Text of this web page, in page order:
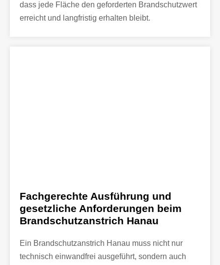
dass jede Fläche den geforderten Brandschutzwert
erreicht und langfristig erhalten bleibt.
Fachgerechte Ausführung und
gesetzliche Anforderungen beim
Brandschutzanstrich Hanau
Ein Brandschutzanstrich Hanau muss nicht nur
technisch einwandfrei ausgeführt, sondern auch